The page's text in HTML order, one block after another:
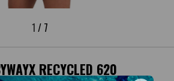
1 / 7
RECYCLED 620